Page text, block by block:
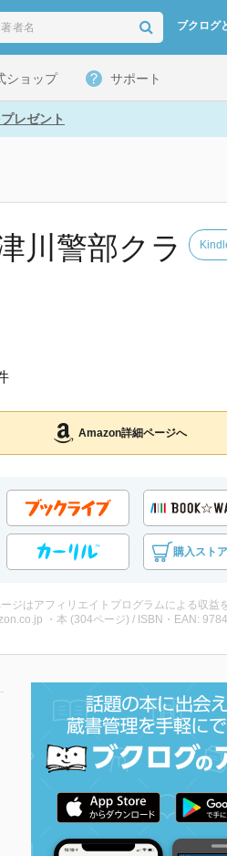
ブクログ
ショップ サポート
レゼント
川警部クラ
Amazon詳細ページへ
購入スト
ジはアフィリエイトプログラムによる収益
・本 (304ページ) / ISBN・EAN: